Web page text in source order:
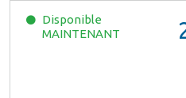
Disponible
MAINTENANT